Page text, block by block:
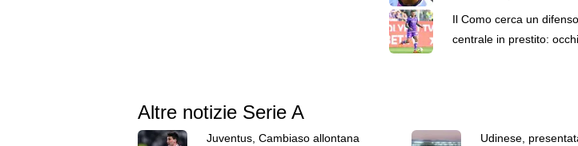
complicare Gomez al
Il Como cerca un
centrale in prestito: occhi
Altre notizie Serie A
Juventus, Cambiaso allontana
Udinese,